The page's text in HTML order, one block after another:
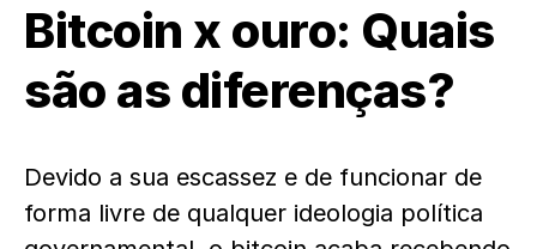
Bitcoin x ouro: Quais
são as diferenças?
Devido a sua escassez e de funcionar de
forma livre de qualquer ideologia política